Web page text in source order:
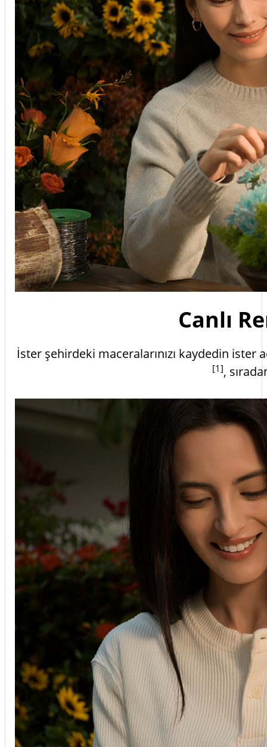
Canlı
İster şehirdeki maceralarınızı kaydedin ister
[1],